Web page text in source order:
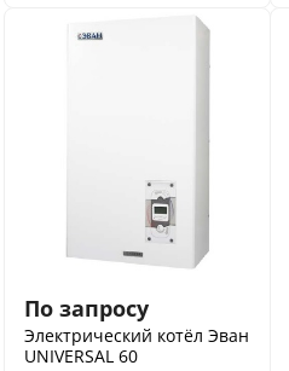
По запросу
Электрический котёл Эван
UNIVERSAL 60